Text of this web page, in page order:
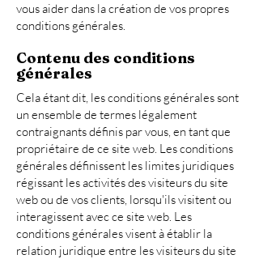
vous aider dans la création de vos propres
conditions générales.
Contenu des conditions
générales
Cela étant dit, les conditions générales sont
un ensemble de termes légalement
contraignants définis par vous, en tant que
propriétaire de ce site web. Les conditions
générales définissent les limites juridiques
régissant les activités des visiteurs du site
web ou de vos clients, lorsqu'ils visitent ou
interagissent avec ce site web. Les
conditions générales visent à établir la
relation juridique entre les visiteurs du site